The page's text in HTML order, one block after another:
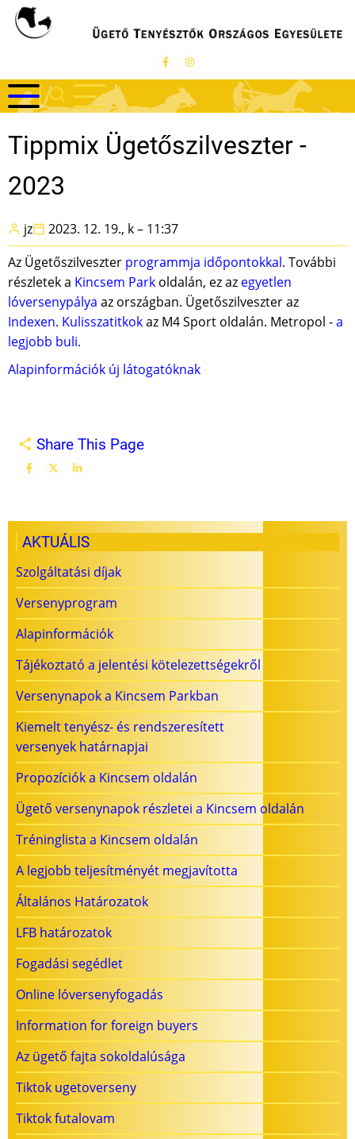
Ugrás
Tippmix Ügetőszilveszter -
2023
jz
2023. 12. 19., k – 11:37
Az Ügetőszilveszter programmja időpontokkal. További
részletek a Kincsem Park oldalán, ez az egyetlen
lóversenypálya az országban. Ügetőszilveszter az
Indexen. Kulisszatitkokaz M4 Sport oldalán. Metropol -a
legjobb buli.
Alapinformációk új látogatóknak
Share This Page
AKTUÁLIS
Szolgáltatási díjak
Versenyprogram
Alapinformációk
Tájékoztató a jelentési kötelezettségekről
Versenynapok a Kincsem Parkban
Kiemelt tenyész- és rendszeresített
versenyek határnapjai
Propozíciók a Kincsem oldalán
Ügető versenynapok részletei a Kincsem oldalán
Tréninglista a Kincsem oldalán
A legjobb teljesítményét megjavította
Általános Határozatok
LFB határozatok
Fogadási segédlet
Online lóversenyfogadás
Information for foreign buyers
Az ügető fajta sokoldalúsága
Tiktok ugetoverseny
Tiktok futalovam